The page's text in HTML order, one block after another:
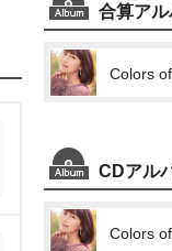
合算ア
Colors
CDアル
Colors